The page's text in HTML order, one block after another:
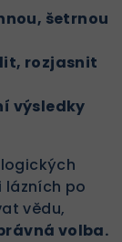
šetrnou
rozjasnit
výsledky
po
vědu,
volba.